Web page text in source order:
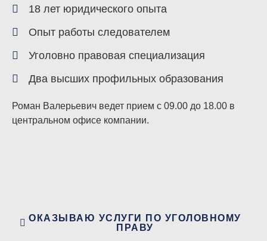
18 лет юридического опыта
Опыт работы следователем
Уголовно правовая специализация
Два высших профильных образования
Роман Валерьевич ведет прием с 09.00 до 18.00 в
центральном офисе компании.
ОКАЗЫВАЮ УСЛУГИ ПО УГОЛОВНОМУ
ПРАВУ